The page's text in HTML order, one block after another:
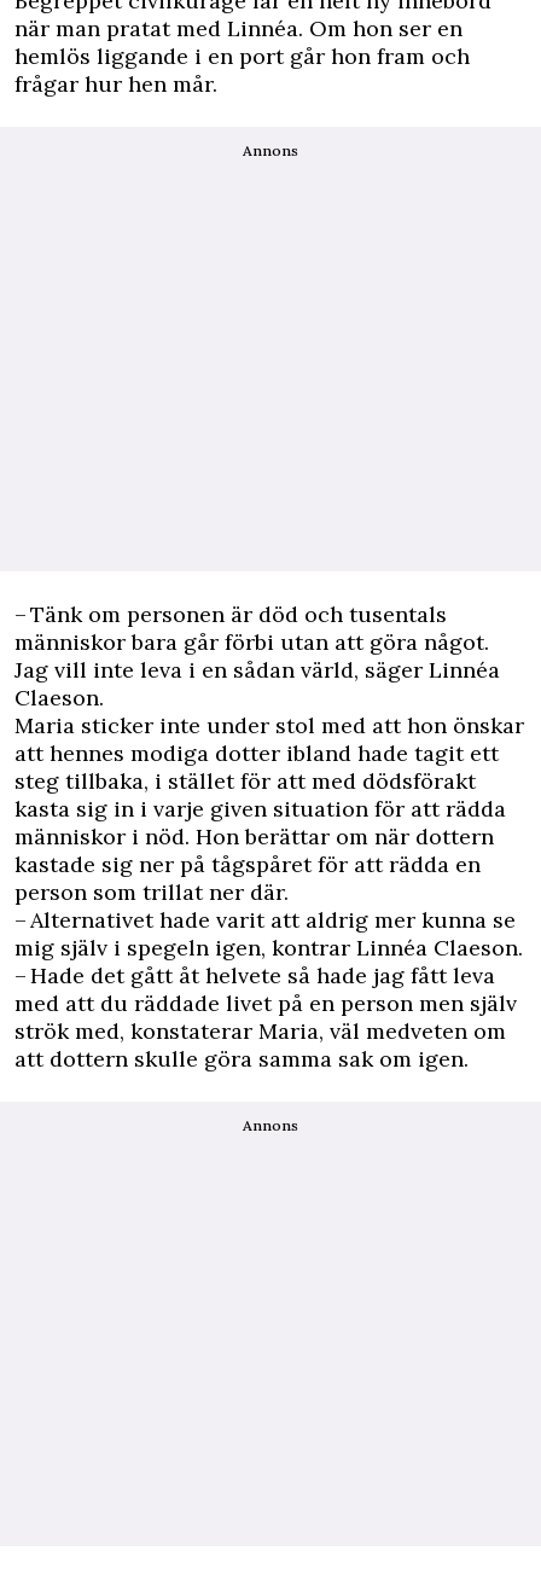
när man pratat med Linnéa. Om hon ser en
hemlös liggande i en port går hon fram och
frågar hur hen mår.
Annons
– Tänk om personen är död och tusentals
människor bara går förbi utan att göra något.
Jag vill inte leva i en sådan värld, säger Linnéa
Claeson.
Maria sticker inte under stol med att hon önskar
att hennes modiga dotter ibland hade tagit ett
steg tillbaka, i stället för att med dödsförakt
kasta sig in i varje given situation för att rädda
människor i nöd. Hon berättar om när dottern
kastade sig ner på tågspåret för att rädda en
person som trillat ner där.
– Alternativet hade varit att aldrig mer kunna se
mig själv i spegeln igen, kontrar Linnéa Claeson.
– Hade det gått åt helvete så hade jag fått leva
med att du räddade livet på en person men själv
strök med, konstaterar Maria, väl medveten om
att dottern skulle göra samma sak om igen.
Annons